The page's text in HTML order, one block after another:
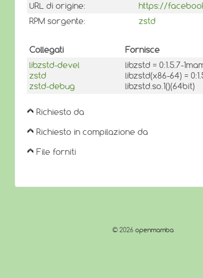
URL di origine:
https://
RPM sorgente:
zstd
Collegati Fornisce
libzstd-devel
zstd
zstd-debug
libzstd = 0:1.5.7-
libzstd(x86-64) =
libzstd.so.1()(64bit)
Richiesto da
Richiesto in compilazione da
File forniti
© 2026 openmamba